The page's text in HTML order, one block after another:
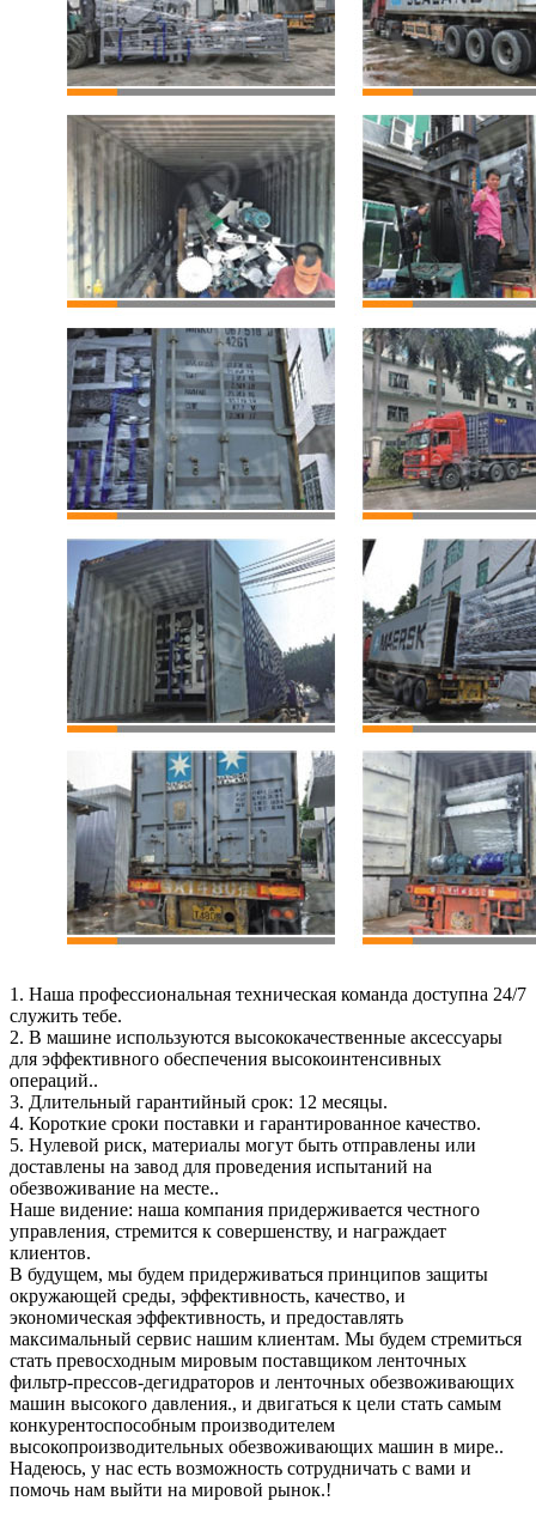
1. Наша профессиональная техническая команда доступна 24/7
служить тебе.
2. В машине используются высококачественные аксессуары
для эффективного обеспечения высокоинтенсивных
операций..
3. Длительный гарантийный срок: 12 месяцы.
4. Короткие сроки поставки и гарантированное качество.
5. Нулевой риск, материалы могут быть отправлены или
доставлены на завод для проведения испытаний на
обезвоживание на месте..
Наше видение: наша компания придерживается честного
управления, стремится к совершенству, и награждает
клиентов.
В будущем, мы будем придерживаться принципов защиты
окружающей среды, эффективность, качество, и
экономическая эффективность, и предоставлять
максимальный сервис нашим клиентам. Мы будем стремиться
стать превосходным мировым поставщиком ленточных
фильтр-прессов-дегидраторов и ленточных обезвоживающих
машин высокого давления., и двигаться к цели стать самым
конкурентоспособным производителем
высокопроизводительных обезвоживающих машин в мире..
Надеюсь, у нас есть возможность сотрудничать с вами и
помочь нам выйти на мировой рынок.!